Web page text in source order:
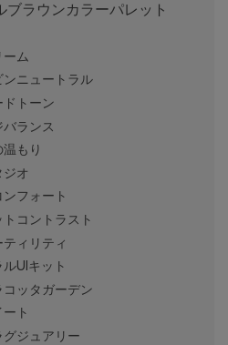
ブラウンカラーパレット
ム
ンニュートラル
ドトーン
ランス
もり
ジオ
フォート
コントラスト
ィリティ
UIキット
ッタガーデン
ト
ジュアリー